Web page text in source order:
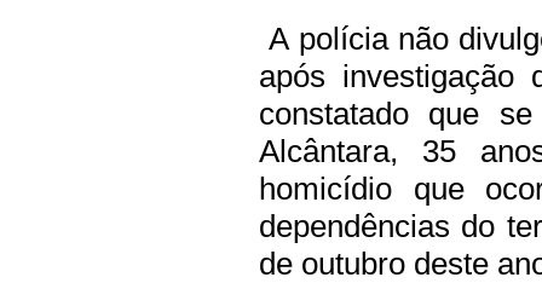
A polícia não
após investigação
constatado que
Alcântara, 35
homicídio que
dependências do
de outubro deste